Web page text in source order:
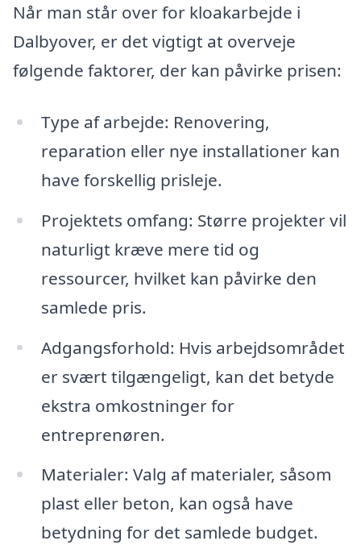
Når man står over for kloakarbejde i
Dalbyover, er det vigtigt at overveje
følgende faktorer, der kan påvirke prisen:
Type af arbejde: Renovering,
reparation eller nye installationer kan
have forskellig prisleje.
Projektets omfang: Større projekter vil
naturligt kræve mere tid og
ressourcer, hvilket kan påvirke den
samlede pris.
Adgangsforhold: Hvis arbejdsområdet
er svært tilgængeligt, kan det betyde
ekstra omkostninger for
entreprenøren.
Materialer: Valg af materialer, såsom
plast eller beton, kan også have
betydning for det samlede budget.